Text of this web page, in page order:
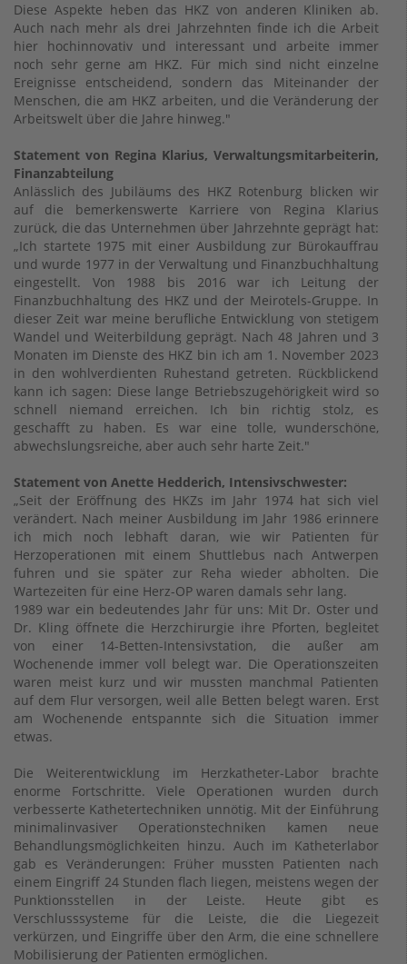
Diese Aspekte heben das HKZ von anderen Kliniken ab.
Auch nach mehr als drei Jahrzehnten finde ich die Arbeit
hier hochinnovativ und interessant und arbeite immer
noch sehr gerne am HKZ. Für mich sind nicht einzelne
Ereignisse entscheidend, sondern das Miteinander der
Menschen, die am HKZ arbeiten, und die Veränderung der
Arbeitswelt über die Jahre hinweg."
Statement von Regina Klarius, Verwaltungsmitarbeiterin,
Finanzabteilung
Anlässlich des Jubiläums des HKZ Rotenburg blicken wir
auf die bemerkenswerte Karriere von Regina Klarius
zurück, die das Unternehmen über Jahrzehnte geprägt hat:
„Ich startete 1975 mit einer Ausbildung zur Bürokauffrau
und wurde 1977 in der Verwaltung und Finanzbuchhaltung
eingestellt. Von 1988 bis 2016 war ich Leitung der
Finanzbuchhaltung des HKZ und der Meirotels-Gruppe. In
dieser Zeit war meine berufliche Entwicklung von stetigem
Wandel und Weiterbildung geprägt. Nach 48 Jahren und 3
Monaten im Dienste des HKZ bin ich am 1. November 2023
in den wohlverdienten Ruhestand getreten. Rückblickend
kann ich sagen: Diese lange Betriebszugehörigkeit wird so
schnell niemand erreichen. Ich bin richtig stolz, es
geschafft zu haben. Es war eine tolle, wunderschöne,
abwechslungsreiche, aber auch sehr harte Zeit."
Statement von Anette Hedderich, Intensivschwester:
„Seit der Eröffnung des HKZs im Jahr 1974 hat sich viel
verändert. Nach meiner Ausbildung im Jahr 1986 erinnere
ich mich noch lebhaft daran, wie wir Patienten für
Herzoperationen mit einem Shuttlebus nach Antwerpen
fuhren und sie später zur Reha wieder abholten. Die
Wartezeiten für eine Herz-OP waren damals sehr lang.
1989 war ein bedeutendes Jahr für uns: Mit Dr. Oster und
Dr. Kling öffnete die Herzchirurgie ihre Pforten, begleitet
von einer 14-Betten-Intensivstation, die außer am
Wochenende immer voll belegt war. Die Operationszeiten
waren meist kurz und wir mussten manchmal Patienten
auf dem Flur versorgen, weil alle Betten belegt waren. Erst
am Wochenende entspannte sich die Situation immer
etwas.
Die Weiterentwicklung im Herzkatheter-Labor brachte
enorme Fortschritte. Viele Operationen wurden durch
verbesserte Kathetertechniken unnötig. Mit der Einführung
minimalinvasiver Operationstechniken kamen neue
Behandlungsmöglichkeiten hinzu. Auch im Katheterlabor
gab es Veränderungen: Früher mussten Patienten nach
einem Eingriff 24 Stunden flach liegen, meistens wegen der
Punktionsstellen in der Leiste. Heute gibt es
Verschlusssysteme für die Leiste, die die Liegezeit
verkürzen, und Eingriffe über den Arm, die eine schnellere
Mobilisierung der Patienten ermöglichen.